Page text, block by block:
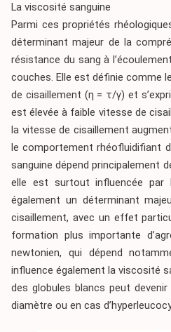
La viscosité sanguine
Parmi ces propriétés
déterminant majeur de la
résistance du sang à
couches. Elle est définie comme
de cisaillement (η = τ/γ) et
est élevée à faible vitesse de
la vitesse de cisaillement
le comportement rhéofluidifiant
sanguine dépend principalement
elle est surtout influencée par
également un déterminant
cisaillement, avec un effet
formation plus importante
newtonien, qui dépend
influence également la viscosité
des globules blancs peut
diamètre ou en cas